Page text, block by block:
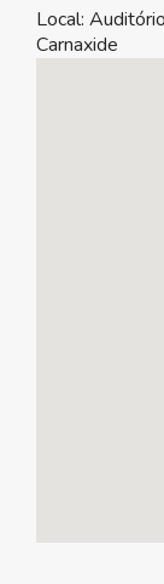
Local:
Carnaxide